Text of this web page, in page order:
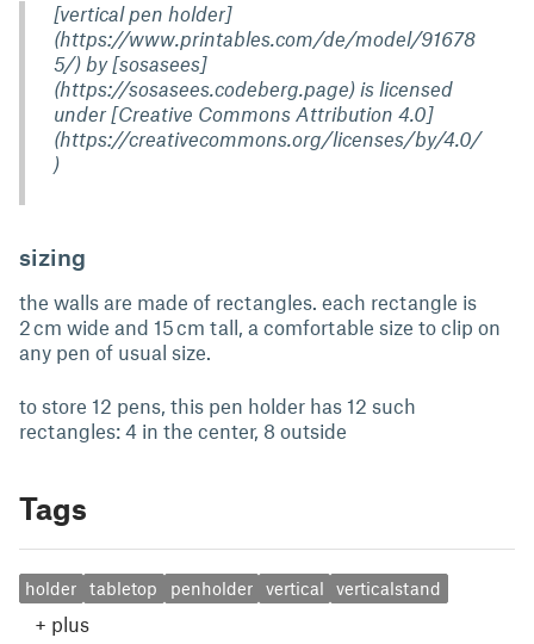
[vertical pen holder]
(https://www.printables.com/de/model/91678
5/) by [sosasees]
(https://sosasees.codeberg.page) is licensed
under [Creative Commons Attribution 4.0]
(https://creativecommons.org/licenses/by/4.0/
)
sizing
the walls are made of rectangles. each rectangle is
2 cm wide and 15 cm tall, a comfortable size to clip on
any pen of usual size.
to store 12 pens, this pen holder has 12 such
rectangles: 4 in the center, 8 outside
Tags
holder tabletop penholder vertical verticalstand
+ plus